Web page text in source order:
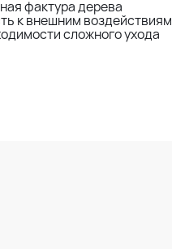
фактура дерева
к внешним воздействиям
сложного ухода